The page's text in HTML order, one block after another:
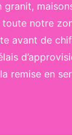
toute notre
avant de
remise en